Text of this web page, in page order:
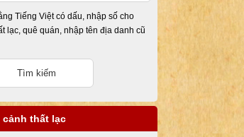
Tiếng Việt có dấu, nhập số cho
lạc, quê quán, nhập tên địa danh cũ
cảnh thất lạc